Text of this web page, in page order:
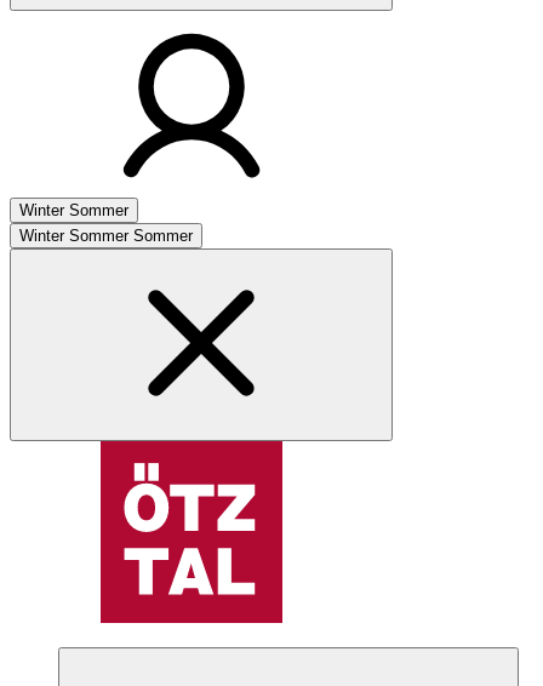
Winter Sommer
Winter Sommer Sommer